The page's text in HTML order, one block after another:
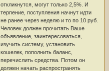
откликнутся, могут только 2,5%. И
терпение, поступления начнут идти
не ранее через неделю и то по 10 руб.
Человек должен прочитать Ваше
объявление, заинтересоваться,
изучить систему, установить
кошелек, пополнить баланс,
перечислить средства. Потом он
должен начать распространять